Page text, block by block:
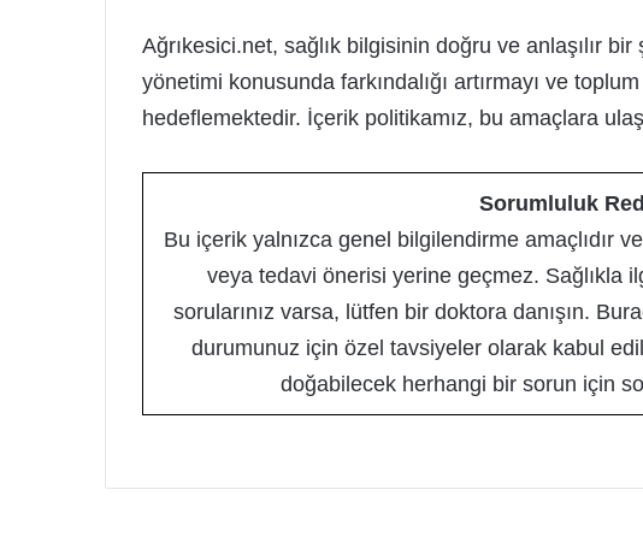
Ağrıkesici.net, sağlık bilgisinin doğru ve anlaşılır
yönetimi konusunda farkındalığı artırmayı ve
hedeflemektedir. İçerik politikamız, bu amaçlara
Sorumluluk
Bu içerik yalnızca genel bilgilendirme amaçlıdır
veya tedavi önerisi yerine geçmez. Sağlıkla
sorularınız varsa, lütfen bir doktora danışın.
durumunuz için özel tavsiyeler olarak kabul
doğabilecek herhangi bir sorun için